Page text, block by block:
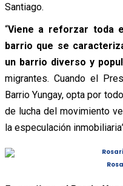
Santiago.
“Viene a reforzar toda
barrio que se
un barrio diverso y
migrantes. Cuando el
Barrio Yungay, opta por
de lucha del movimiento
la especulación